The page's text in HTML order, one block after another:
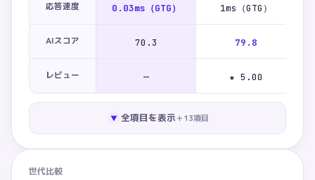
応答速度 0.03ms（GTG） 1ms（GTG）
AIスコア 70.3 79.8
レビュー — ★ 5.00
▼ 全項目を表示＋13項目
世代比較